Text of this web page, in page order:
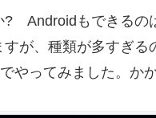
? Androidもできるの
すが、種類が多すぎ
やってみました。か